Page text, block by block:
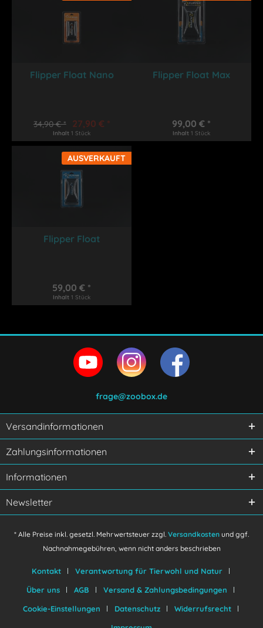
Flipper Float Nano
34,90 € * 27,90 € *
Inhalt1 Stück
Flipper Float Max
99,00 € *
Inhalt1 Stück
AUSVERKAUFT
Flipper Float
59,00 € *
Inhalt1 Stück
frage@zoobox.de
Versandinformationen
Zahlungsinformationen
Informationen
Newsletter
* Alle Preise inkl. gesetzl. Mehrwertsteuer zzgl. Versandkosten und ggf.
Nachnahmegebühren, wenn nicht anders beschrieben
Kontakt
Verantwortung für Tierwohl und Natur
Über uns
AGB
Versand & Zahlungsbedingungen
Cookie-Einstellungen
Datenschutz
Widerrufsrecht